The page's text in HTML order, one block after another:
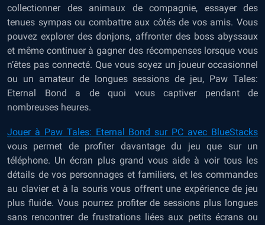
collectionner des animaux de compagnie, essayer des
tenues sympas ou combattre aux côtés de vos amis. Vous
pouvez explorer des donjons, affronter des boss abyssaux
et même continuer à gagner des récompenses lorsque vous
n’êtes pas connecté. Que vous soyez un joueur occasionnel
ou un amateur de longues sessions de jeu, Paw Tales:
Eternal Bond a de quoi vous captiver pendant de
nombreuses heures.
Jouer à Paw Tales: Eternal Bond sur PC avec BlueStacks
vous permet de profiter davantage du jeu que sur un
téléphone. Un écran plus grand vous aide à voir tous les
détails de vos personnages et familiers, et les commandes
au clavier et à la souris vous offrent une expérience de jeu
plus fluide. Vous pourrez profiter de sessions plus longues
sans rencontrer de frustrations liées aux petits écrans ou